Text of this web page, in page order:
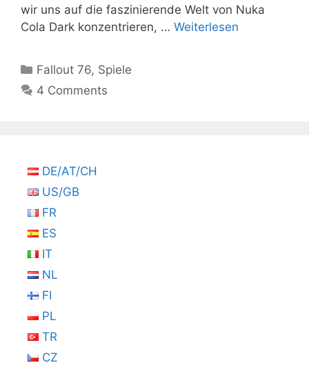
wir uns auf die faszinierende Welt von Nuka
Cola Dark konzentrieren, … Weiterlesen
Kategorien
Fallout 76, Spiele
4 Comments
DE/AT/CH
US/GB
FR
ES
IT
NL
FI
PL
TR
CZ